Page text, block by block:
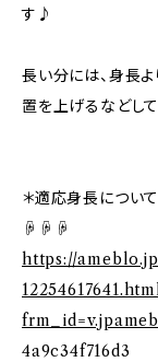
す♪
長い分には、身長
置を上げるなどし
＊適応身長につい
☟☟☟
https://
4a9c34f716d3